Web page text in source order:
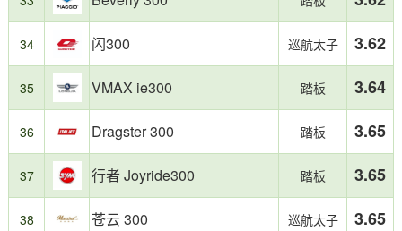
34 闪300 巡航太子 3.62
35 VMAX ie300 踏板 3.64
36 Dragster 300 踏板 3.65
37 行者 Joyride300 踏板 3.65
38 苍云 300 巡航太子 3.65